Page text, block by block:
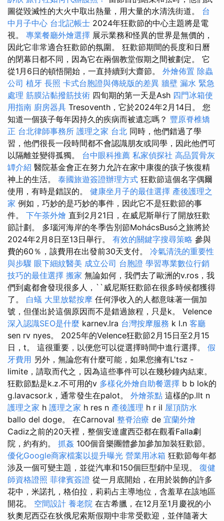
圖從毀滅性的大火中取出熱量，用大量的水清洗街道。 台
中月子中心 台北記帳士 2024年狂歡節的中心主題將是電
視。 專業餐廳外燴選擇 展示業務和怪異的世界是無價的，
因此它非常適合狂歡節的氛圍。 狂歡節期間的長度和日曆
的閉幕日都不同，因為它在兩個教堂假期之間被劃定。 它
從1月6日的頓悟開始，一直持續到大齋節。 外燴佈置 除蟲
公司 植牙 長照 卡式台胞證與傳統版的差異 牆壁 漏水 緊急
處理 筋膜沾黏撥筋技術 四旬期的第一天是Ash 四門冰箱使
用指南 廚房器具 Tresoventh，它於2024年2月14日。 您
知道一個孩子每年因持久的疾病而被遺忘嗎？ 豐原脊椎矯
正 台北律師事務所 護理之家 台北 同時，他們錯過了學
習，他們很長一段時間都不會認識朋友或同學，因此他們可
以隔離並變得孤獨。 台中眼科推薦 私家偵探社 高品質骨灰
罈介紹 醫院基金會正在努力允許在家中康復的孩子恢復精
神上的生活。 泰國旅遊簽證辦理方式 狂歡節這個名字偶爾
使用，有時是錯誤的。 健康坐月子的最佳選擇 產後護理之
家 例如，巧妙的是巧妙的事件，因此它不是狂歡節的事
件。 下午茶外燴 直到2月21日，在威尼斯舉行了開放狂歡
節計劃。 多瑙河海岸的冬季告別節​​MohácsBusó之旅將於
2024年2月8日至13日舉行。 有效的關鍵字搜尋策略 參與
費的60％，該費用在出發前30天支付。 冷氣清洗的重要性
與步驟 眼下細紋醫美 成立公司 台胞證 學習專業數位行銷
技巧的最佳選擇 搬家 無論如何，我們去了歐洲的v.ros，我
們到處都會發現很多人，``威尼斯狂歡節在很多時候都獲得
了。 白蟻 大里放鬆按摩 任何淨收入的人都意味著一個加
號，但僅出於這個原因而不是錯過旅程，只是k。 Velence
深入認識SEO是什麼 karnev.lra 台灣按摩服務 k l.n 客廳
sen rv nyes。 2025年的Velence狂歡節2月15日至2月15
日，t。 這很重要，以便您可以從選擇時間中進行選擇。 假
牙費用 另外，無論您有什麼可能，如果您擁有L'tsz -
limite，請取而代之，因為這些事件可以在幾秒鐘內結束。
狂歡節點是k.z.不可用的v 多樣化外燴自助餐選擇 b b lok的
g.lavacsor.k，通常發生在palot。 外燴茶點 這樣的p.llt n
護理之家 h 護理之家 h res n 產後護理 h r il 屋頂防水
ballo del doge。 在Carnoval 整脊治療 de 宜蘭外燴
Cadiz之前的20天裡，整個安達盧西亞都在觀看Falla劇
院，約有約。 抓姦 100個音樂團體參加參加加裝狂歡節。
優化Google商家檔案以提升曝光 營業用冰箱 狂歡節每年都
涉及一個可變主題，並從汽車和150個巨型銷中呈現。 復健
師資格證照 菲律賓簽證 從一月底開始，在用於裝飾的許多
花中，米諾扎，格伯拉，莉莉占主導地位，含羞草在該地區
開花。 空間設計 養老院 在古希臘，在12月至1月慶祝的小
狄奧尼西亞在狄俄尼索斯假期中非常受歡迎，並伴隨著大